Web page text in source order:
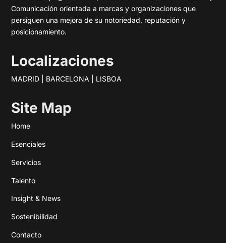
Comunicación orientada a marcas y organizaciones que
persiguen una mejora de su notoriedad, reputación y
posicionamiento.
Localizaciones
MADRID | BARCELONA | LISBOA
Site Map
Home
Esenciales
Servicios
Talento
Insight & News
Sostenibilidad
Contacto